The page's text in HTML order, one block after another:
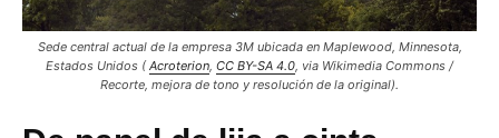
Sede central actual de la empresa 3M ubicada en Maplewood, Minnesota,
Estados Unidos (Acroterion, CC BY-SA 4.0, via Wikimedia Commons /
Recorte, mejora de tono y resolución de la original).